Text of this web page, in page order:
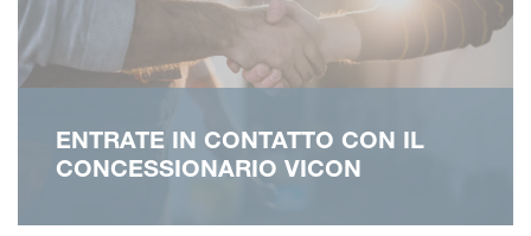
ENTRATE IN CONTATTO CON IL
CONCESSIONARIO VICON